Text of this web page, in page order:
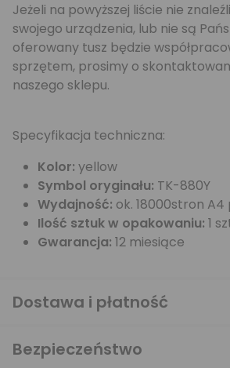
Jeżeli na powyższej liście nie
swojego urządzenia, lub nie są
oferowany tusz będzie
sprzętem, prosimy o
naszego sklepu.
Specyfikacja techniczna:
Kolor: yellow
Symbol oryginału: TK-880Y
Wydajność: ok. 18000stron
Ilość sztuk w opakowaniu: 1
Gwarancja: 12 miesiące
Dostawa i płatność
Bezpieczeństwo